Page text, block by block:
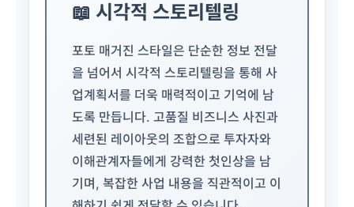
📖 시각적 스토리텔링
포토 매거진 스타일은 단순한 정보 전달
을 넘어서 시각적 스토리텔링을 통해 사
업계획서를 더욱 매력적이고 기억에 남
도록 만듭니다. 고품질 비즈니스 사진과
세련된 레이아웃의 조합으로 투자자와
이해관계자들에게 강력한 첫인상을 남
기며, 복잡한 사업 내용을 직관적이고 이